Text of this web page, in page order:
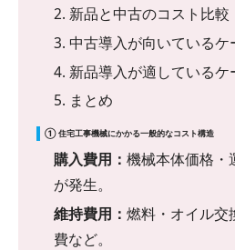
2. 新品と中古のコスト比較
3. 中古導入が向いているケ
4. 新品導入が適しているケ
5. まとめ
① 住宅工事機械にかかる一般的なコスト構造
購入費用： 機械本体価格・
が発生。
維持費用： 燃料・オイル交
費など。